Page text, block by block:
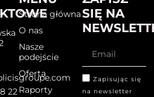
22
Strona główna
O nas
Nasze
podejście
Oferta
Raporty
SIĘ NA
Zapisując się
na newsletter